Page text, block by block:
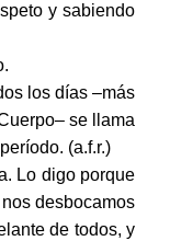
y sabiendo
los días ‒más
se llama
(a.f.r.)
Lo digo porque
desbocamos
de todos, y